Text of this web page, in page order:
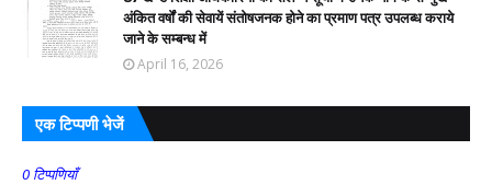
अंकित वर्षों की सेवायें संतोषजनक होने का प्रमाण पत्र उपलब्ध कराये
जाने के सम्बन्ध में
April 16, 2026
एक टिप्पणी भेजें
0 टिप्पणियाँ